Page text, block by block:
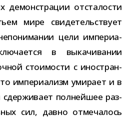
отста­ло­сти
мире сви­де­тель­ствует
цели импе­ри­а­
в выка­чи­ва­нии
сто­и­мо­сти с ино­стран­
импе­ри­а­лизм уми­рает и в
сдер­жи­вает пол­ней­шее раз­
сил, давно отме­ча­лось